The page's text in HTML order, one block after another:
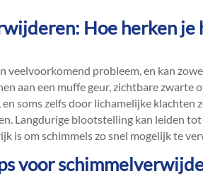
Hoe herken je
veelvoorkomend probleem, en kan
aan een muffe geur, zichtbare zwarte
soms zelfs door lichamelijke klachten
Langdurige blootstelling kan leiden
is om schimmels zo snel mogelijk te
voor